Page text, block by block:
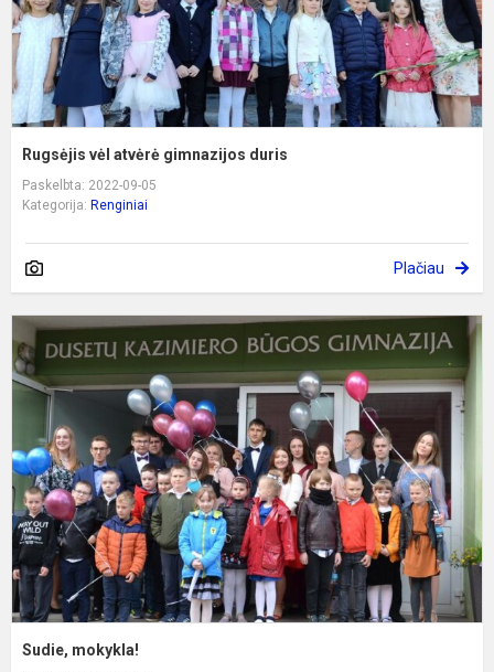
Rugsėjis vėl atvėrė gimnazijos duris
Paskelbta: 2022-09-05
Kategorija: Renginiai
Plačiau
Sudie, mokykla!